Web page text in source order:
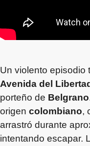
Un violento episodio
Avenida del
porteño de Belgrano
origen colombiano,
arrastró durante
intentando escapar.